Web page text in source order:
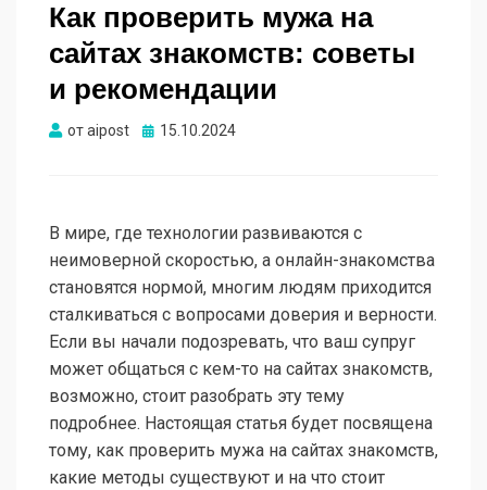
Как проверить мужа на
сайтах знакомств: советы
и рекомендации
отaipost Опубликовано
15.10.2024
В мире, где технологии развиваются с
неимоверной скоростью, а онлайн-знакомства
становятся нормой, многим людям приходится
сталкиваться с вопросами доверия и верности.
Если вы начали подозревать, что ваш супруг
может общаться с кем-то на сайтах знакомств,
возможно, стоит разобрать эту тему
подробнее. Настоящая статья будет посвящена
тому, как проверить мужа на сайтах знакомств,
какие методы существуют и на что стоит